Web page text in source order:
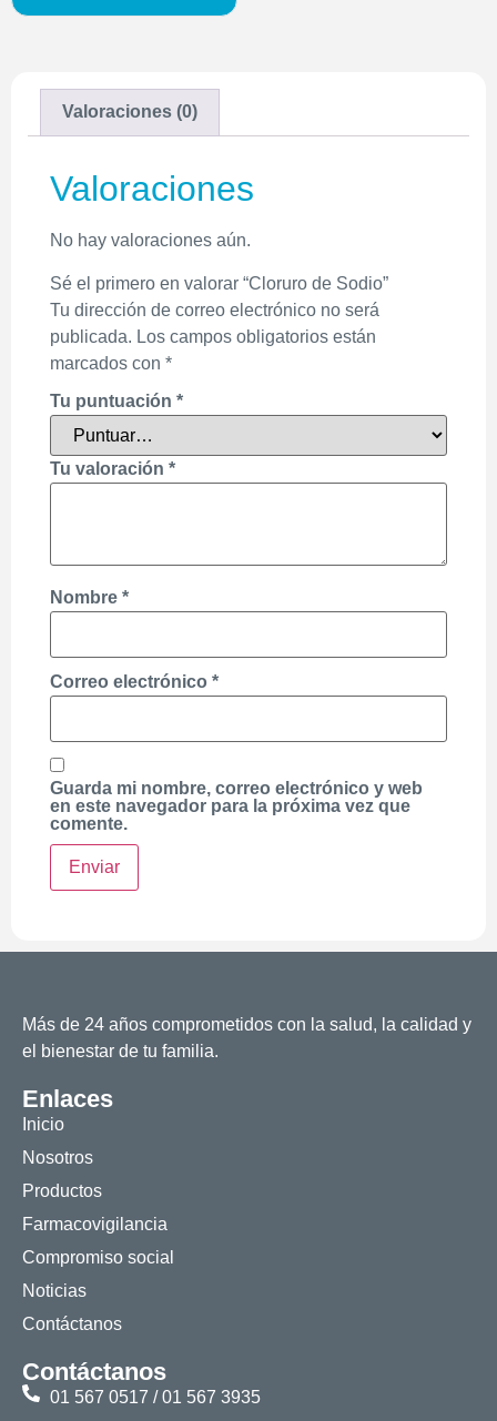
Valoraciones (0)
Valoraciones
No hay valoraciones aún.
Sé el primero en valorar “Cloruro de Sodio”
Tu dirección de correo electrónico no será
publicada. Los campos obligatorios están
marcados con *
Tu puntuación *
Tu valoración *
Nombre *
Correo electrónico *
Guarda mi nombre, correo electrónico y web
en este navegador para la próxima vez que
comente.
Más de 24 años comprometidos con la salud, la calidad y
el bienestar de tu familia.
Enlaces
Inicio
Nosotros
Productos
Farmacovigilancia
Compromiso social
Noticias
Contáctanos
Contáctanos
01 567 0517 / 01 567 3935